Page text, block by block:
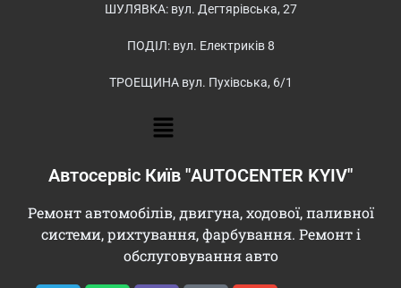
ШУЛЯВКА: вул. Дегтярівська, 27
ПОДІЛ: вул. Електриків 8
ТРОЕЩИНА вул. Пухівська, 6/1
Автосервіс Київ "AUTOCENTER KYIV"
Ремонт автомобілів, двигуна, ходової, паливної
системи, рихтування, фарбування. Ремонт і
обслуговування авто